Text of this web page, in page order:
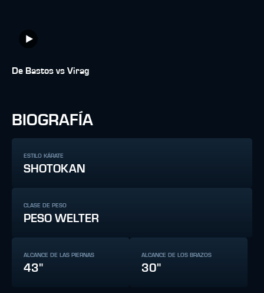
De Bastos vs Virag
BIOGRAFÍA
ESTILO KÁRATE
SHOTOKAN
CLASE DE PESO
PESO WELTER
ALCANCE DE LAS PIERNAS
43"
ALCANCE DE LOS BRAZOS
30"